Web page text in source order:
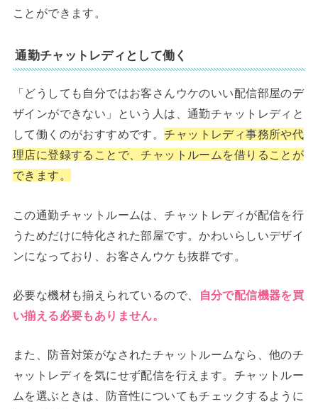
ことができます。
通勤チャットレディとして働く
「どうしても自分ではお客さんウケのいい配信部屋のデ
ザインができない」という人は、通勤チャットレディと
して働くのがおすすめです。チャットレディ事務所や代
理店に登録することで、チャットルームを借りることが
できます。
この通勤チャットルームは、チャットレディが配信を行
うためだけに特化された部屋です。かわいらしいデザイ
ンになっており、お客さんウケも抜群です。
必要な機材も揃えられているので、
自分で配信機器を買
い揃える必要もありません。
また、防音対策がなされたチャットルームなら、他のチ
ャットレディを気にせず配信を行えます。チャットルー
ムを選ぶときは、防音性についてもチェックするように